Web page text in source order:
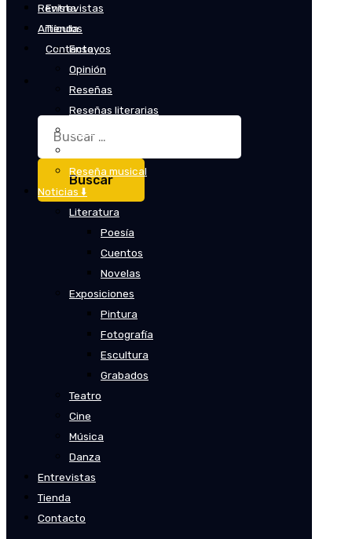
Entrevistas
Tienda
Contacto
Buscar:
Revista
Artículos
Ensayos
Opinión
Reseñas
Reseñas literarias
Reseña musical
Noticias ⬇️
Literatura
Poesía
Cuentos
Novelas
Exposiciones
Pintura
Fotografía
Escultura
Grabados
Teatro
Cine
Música
Danza
Entrevistas
Tienda
Contacto